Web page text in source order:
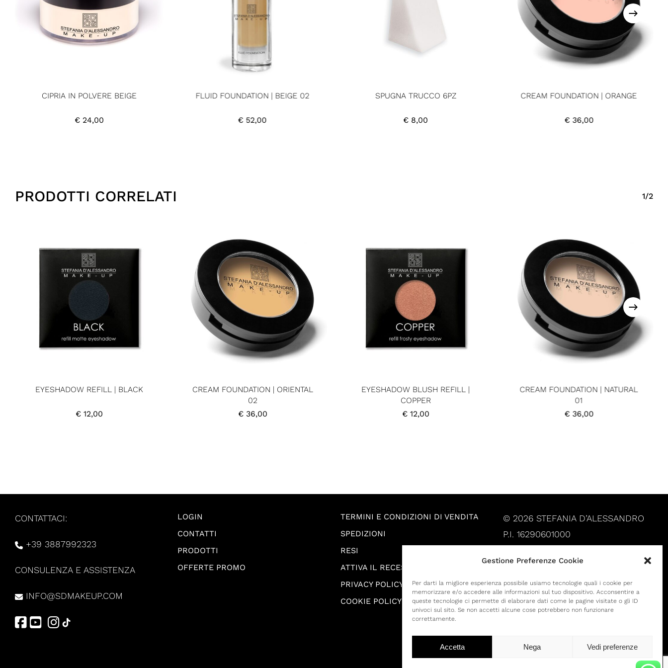
Gestione Preferenze Cookie
Per darti la migliore esperienza possibile usiamo tecnologie quali i cookie per
memorizzare e/o accedere alle informazioni sul tuo dispositivo. Acconsentire a
queste tecnologie ci permette di elaborare dati come le pagine visitate o gli ID
univoci sul sito. Se non accetti alcune cose potrebbero non funzionare
correttamente.
Accetta Nega Vedi preferenze
CIPRIA IN POLVERE BEIGE
€24,00
FLUID FOUNDATION | BEIGE 02
€52,00
SPUGNA TRUCCO 6PZ
€ 8,00
CREAM FOUNDATION | ORANGE
€36,00
PRODOTTI CORRELATI 1/2
EYESHADOW REFILL | BLACK
€12,00
CREAM FOUNDATION | ORIENTAL
02
€36,00
EYESHADOW BLUSH REFILL |
COPPER
€12,00
CREAM FOUNDATION | NATURAL
01
€36,00
CONTATTACI:
+39 3887992323
CONSULENZA E ASSISTENZA
INFO@SDMAKEUP.COM
LOGIN
CONTATTI
PRODOTTI
OFFERTE PROMO
TERMINI E CONDIZIONI DI VENDITA
SPEDIZIONI
RESI
ATTIVA IL RECESSO
PRIVACY POLICY
COOKIE POLICY
© 2026 STEFANIA D’ALESSANDRO
P.I. 16290601000